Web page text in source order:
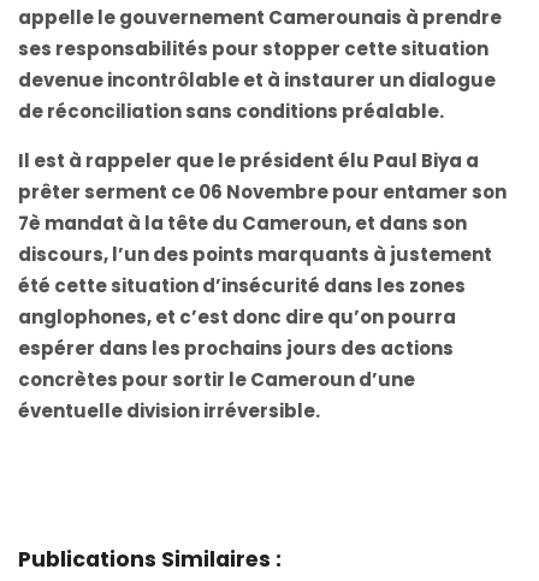
appelle le gouvernement Camerounais à prendre
ses responsabilités pour stopper cette situation
devenue incontrôlable et à instaurer un dialogue
de réconciliation sans conditions préalable.
Il est à rappeler que le président élu Paul Biya a
prêter serment ce 06 Novembre pour entamer son
7è mandat à la tête du Cameroun, et dans son
discours, l’un des points marquants à justement
été cette situation d’insécurité dans les zones
anglophones, et c’est donc dire qu’on pourra
espérer dans les prochains jours des actions
concrètes pour sortir le Cameroun d’une
éventuelle division irréversible.
Publications Similaires :